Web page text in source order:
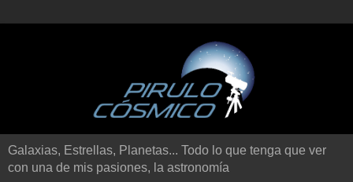
Galaxias, Estrellas, Planetas... Todo lo que tenga que ver
con una de mis pasiones, la astronomía